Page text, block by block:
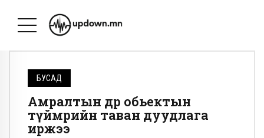
БУСАД
Амралтын өдөр обьектын
түймрийн таван дуудлага
иржээ